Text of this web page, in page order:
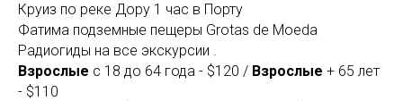
Круиз по реке Дору 1 час в Порту
Фатима подземные пещеры Grotas de Moeda
Радиогиды на все экскурсии .
Взрослые c 18 до 64 года - $120 / Взрослые + 65 лет
- $110